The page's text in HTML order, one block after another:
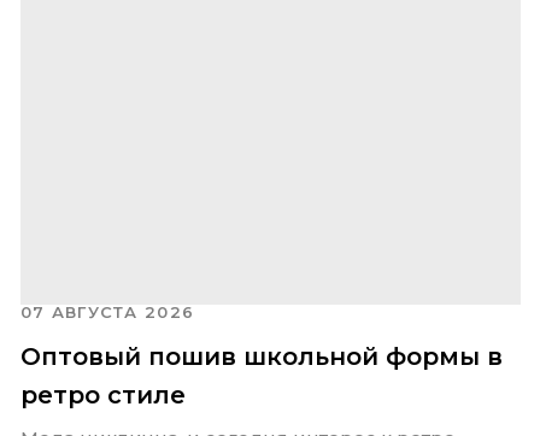
07 АВГУСТА 2026
Оптовый пошив школьной формы в
ретро стиле